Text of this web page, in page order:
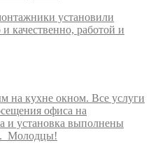
установили
качественно, работой и
на кухне окном. Все услуги
офиса на
и установка выполнены
Молодцы!